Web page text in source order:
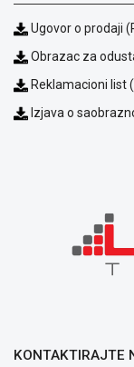
reklamacije
Usluge
prijava
kvara
Politika
privatnosti
Politika
Ugovor o prodaji
Obrazac za
Reklamacioni list
Izjava o
KONTAKTIRAJTE